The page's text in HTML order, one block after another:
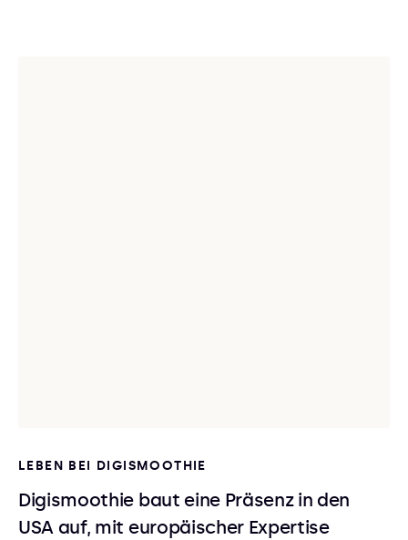
LEBEN BEI DIGISMOOTHIE
Digismoothie baut eine Präsenz in den
USA auf, mit europäischer Expertise